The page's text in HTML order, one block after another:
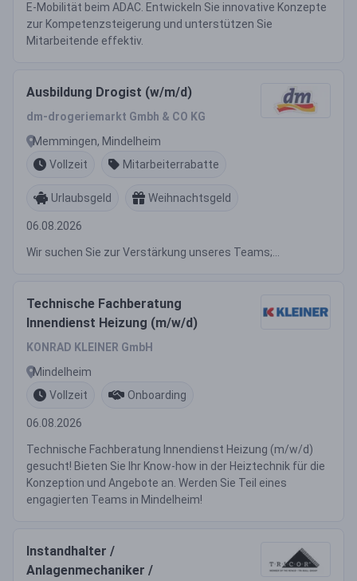
E-Mobilität beim ADAC. Entwickeln Sie innovative Konzepte
zur Kompetenzsteigerung und unterstützen Sie
Mitarbeitende effektiv.
Ausbildung Drogist (w/m/d)
dm-drogeriemarkt Gmbh & CO KG
Memmingen, Mindelheim
Vollzeit
Mitarbeiterrabatte
Urlaubsgeld Weihnachtsgeld
06.08.2026
Wir suchen Sie zur Verstärkung unseres Teams;...
Technische Fachberatung
Innendienst Heizung (m/w/d)
KONRAD KLEINER GmbH
Mindelheim
Vollzeit
Onboarding
06.08.2026
Technische Fachberatung Innendienst Heizung (m/w/d)
gesucht! Bieten Sie Ihr Know-how in der Heiztechnik für die
Konzeption und Angebote an. Werden Sie Teil eines
engagierten Teams in Mindelheim!
Instandhalter /
Anlagenmechaniker /